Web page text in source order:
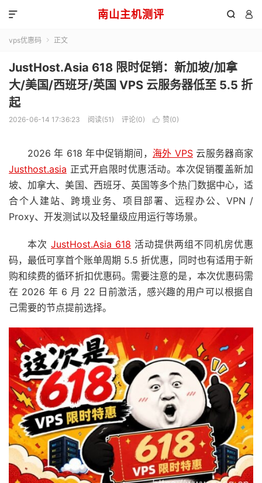
南山主机测评  

vps优惠码  正文
JustHost.Asia 618 限时促销：新加坡/加拿
大/美国/西班牙/英国 VPS 云服务器低至 5.5 折
起
2026-06-14 17:36:23 阅读(51) 评论(0)  赞(0)
2026 年 618 年中促销期间， 海外 VPS云服务器商家
Justhost.asia 正式开启限时优惠活动。本次促销覆盖新加
坡、加拿大、美国、西班牙、英国等多个热门数据中心，适
合个人建站、跨境业务、项目部署、远程办公、VPN /
Proxy、开发测试以及轻量级应用运行等场景。
本次 JustHost.Asia 618 活动提供两组不同机房优惠
码，最低可享首个账单周期 5.5 折优惠，同时也有适用于新
购和续费的循环折扣优惠码。需要注意的是，本次优惠码需
在 2026 年 6 月 22 日前激活，感兴趣的用户可以根据自
己需要的节点提前选择。